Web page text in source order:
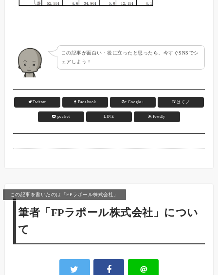
この記事が面白い・役に立ったと思ったら、今すぐSNSでシ
ェアしよう！
Twitter Facebook Google+ B!はてブ
pocket LINE Feedly
この記事を書いたのは「FPラポール株式会社」
筆者「FPラポール株式会社」につい
て
＠